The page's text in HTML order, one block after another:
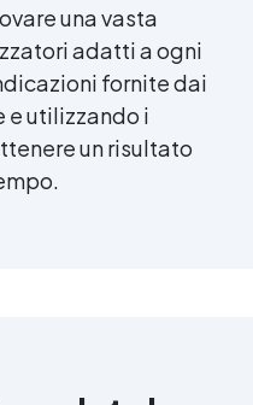
una vasta
adatti a ogni
fornite dai
utilizzando i
un risultato